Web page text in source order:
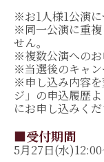
※お1人様1公演に
※同一公演に重複
せん。
※複数公演へのお
※当選後のキャン
※申し込み内容を
ジ」の申込履歴
にお申し込みくだ
■受付期間
5月27日(水